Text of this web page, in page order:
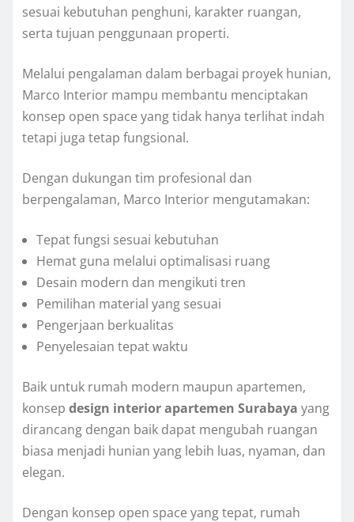
sesuai kebutuhan penghuni, karakter ruangan,
serta tujuan penggunaan properti.
Melalui pengalaman dalam berbagai proyek hunian,
Marco Interior mampu membantu menciptakan
konsep open space yang tidak hanya terlihat indah
tetapi juga tetap fungsional.
Dengan dukungan tim profesional dan
berpengalaman, Marco Interior mengutamakan:
Tepat fungsi sesuai kebutuhan
Hemat guna melalui optimalisasi ruang
Desain modern dan mengikuti tren
Pemilihan material yang sesuai
Pengerjaan berkualitas
Penyelesaian tepat waktu
Baik untuk rumah modern maupun apartemen,
konsep design interior apartemen Surabaya yang
dirancang dengan baik dapat mengubah ruangan
biasa menjadi hunian yang lebih luas, nyaman, dan
elegan.
Dengan konsep open space yang tepat, rumah